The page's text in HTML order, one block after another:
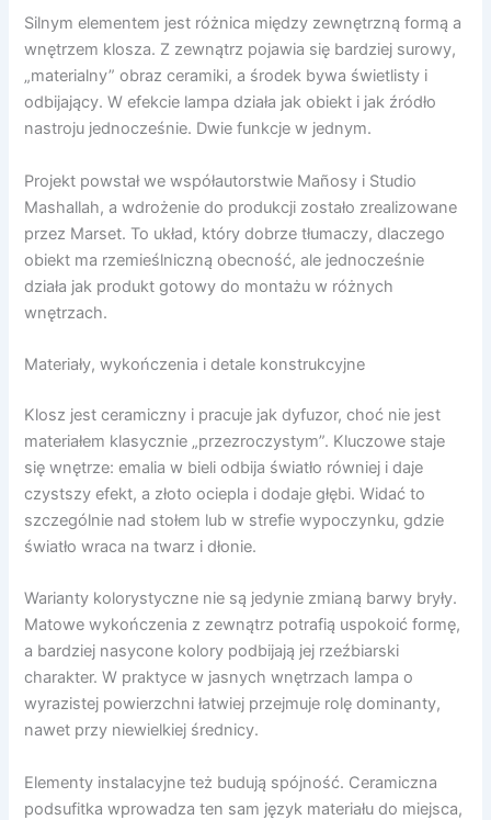
Silnym elementem jest różnica między zewnętrzną formą a
wnętrzem klosza. Z zewnątrz pojawia się bardziej surowy,
„materialny” obraz ceramiki, a środek bywa świetlisty i
odbijający. W efekcie lampa działa jak obiekt i jak źródło
nastroju jednocześnie. Dwie funkcje w jednym.
Projekt powstał we współautorstwie Mañosy i Studio
Mashallah, a wdrożenie do produkcji zostało zrealizowane
przez Marset. To układ, który dobrze tłumaczy, dlaczego
obiekt ma rzemieślniczną obecność, ale jednocześnie
działa jak produkt gotowy do montażu w różnych
wnętrzach.
Materiały, wykończenia i detale konstrukcyjne
Klosz jest ceramiczny i pracuje jak dyfuzor, choć nie jest
materiałem klasycznie „przezroczystym”. Kluczowe staje
się wnętrze: emalia w bieli odbija światło równiej i daje
czystszy efekt, a złoto ociepla i dodaje głębi. Widać to
szczególnie nad stołem lub w strefie wypoczynku, gdzie
światło wraca na twarz i dłonie.
Warianty kolorystyczne nie są jedynie zmianą barwy bryły.
Matowe wykończenia z zewnątrz potrafią uspokoić formę,
a bardziej nasycone kolory podbijają jej rzeźbiarski
charakter. W praktyce w jasnych wnętrzach lampa o
wyrazistej powierzchni łatwiej przejmuje rolę dominanty,
nawet przy niewielkiej średnicy.
Elementy instalacyjne też budują spójność. Ceramiczna
podsufitka wprowadza ten sam język materiału do miejsca,